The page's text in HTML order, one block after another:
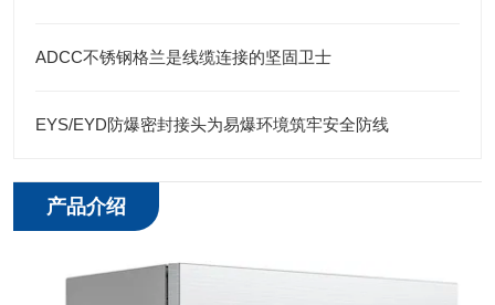
ADCC不锈钢格兰是线缆连接的坚固卫士
EYS/EYD防爆密封接头为易爆环境筑牢安全防线
产品介绍